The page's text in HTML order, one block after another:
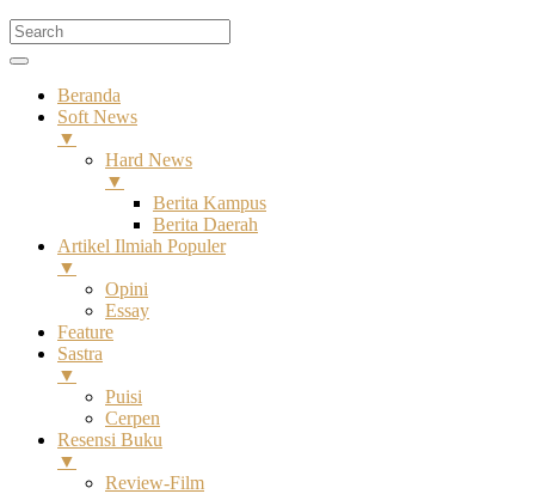
Beranda
Soft News
▼
Hard News
▼
Berita Kampus
Berita Daerah
Artikel Ilmiah Populer
▼
Opini
Essay
Feature
Sastra
▼
Puisi
Cerpen
Resensi Buku
▼
Review-Film